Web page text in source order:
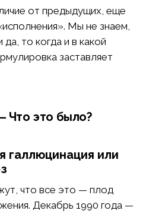
от предыдущих, еще
Мы не знаем,
то когда и в какой
заставляет
Что это было?
галлюцинация или
что все это — плод
Декабрь 1990 года —